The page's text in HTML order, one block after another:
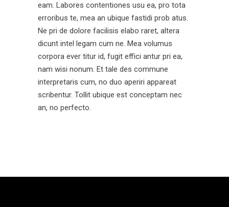
eam. Labores contentiones usu ea, pro tota
erroribus te, mea an ubique fastidi prob atus.
Ne pri de dolore facilisis elabo raret, altera
dicunt intel legam cum ne. Mea volumus
corpora ever titur id, fugit effici antur pri ea,
nam wisi nonum. Et tale des commune
interpretaris cum, no duo aperiri appareat
scribentur. Tollit ubique est conceptam nec
an, no perfecto.